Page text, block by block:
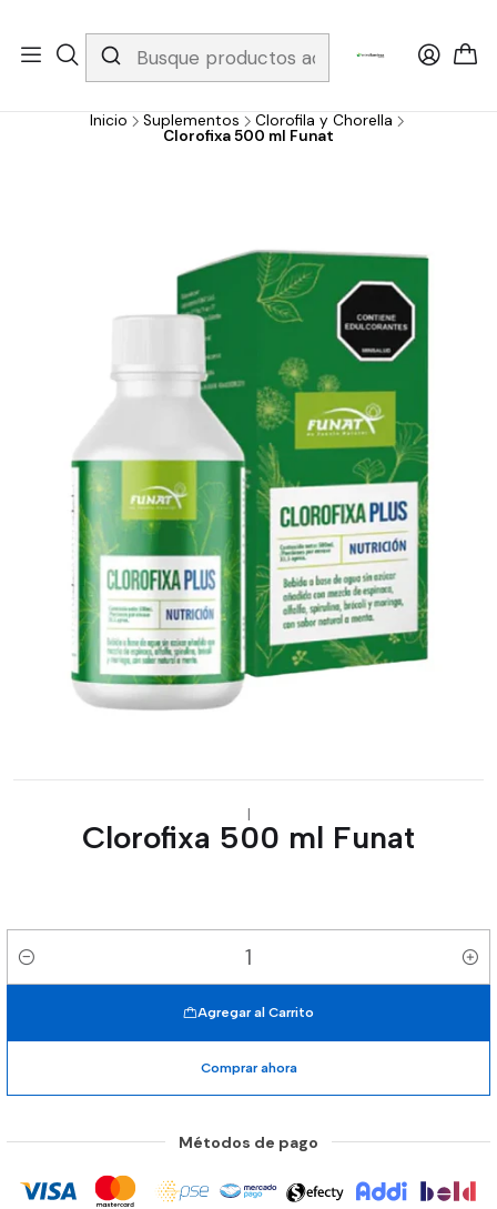
Whatsapp 3229079958/ Fijo 6019251796 / Envios a todo el país y
gratis apartir de 199.000!
Inicio Suplementos
Clorofila y Chorella
Clorofixa 500 ml Funat
|
Clorofixa 500 ml Funat
Cantidad
Agregar al Carrito
Comprar ahora
Métodos de pago